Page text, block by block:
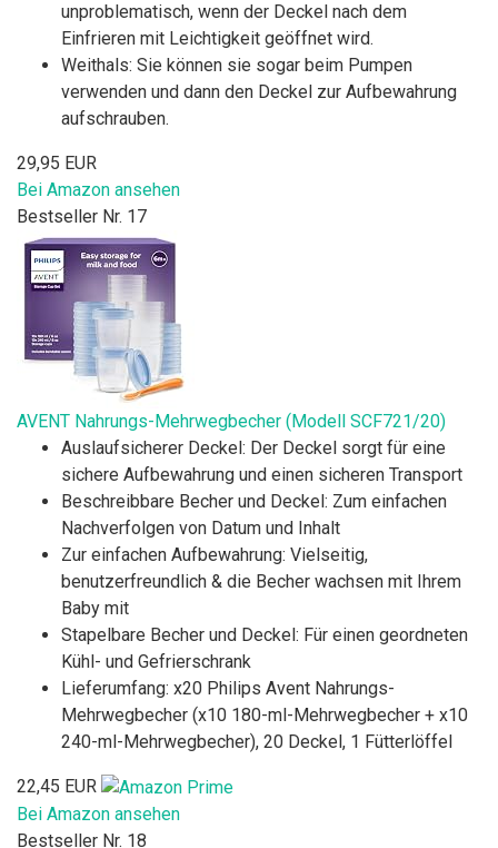
unproblematisch, wenn der Deckel nach dem
Einfrieren mit Leichtigkeit geöffnet wird.
Weithals: Sie können sie sogar beim Pumpen
verwenden und dann den Deckel zur Aufbewahrung
aufschrauben.
29,95 EUR
Bei Amazon ansehen
Bestseller Nr. 17
AVENT Nahrungs-Mehrwegbecher (Modell SCF721/20)
Auslaufsicherer Deckel: Der Deckel sorgt für eine
sichere Aufbewahrung und einen sicheren Transport
Beschreibbare Becher und Deckel: Zum einfachen
Nachverfolgen von Datum und Inhalt
Zur einfachen Aufbewahrung: Vielseitig,
benutzerfreundlich & die Becher wachsen mit Ihrem
Baby mit
Stapelbare Becher und Deckel: Für einen geordneten
Kühl- und Gefrierschrank
Lieferumfang: x20 Philips Avent Nahrungs-
Mehrwegbecher (x10 180-ml-Mehrwegbecher + x10
240-ml-Mehrwegbecher), 20 Deckel, 1 Fütterlöffel
22,45 EUR
Bei Amazon ansehen
Bestseller Nr. 18